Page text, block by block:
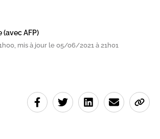
(avec AFP)
mis à jour le 05/06/2021 à 21h01